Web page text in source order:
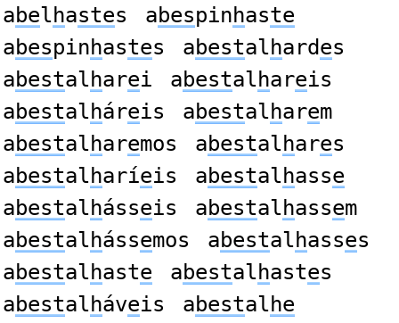
abelhastes abespinhaste
abespinhastes abestalhardes
abestalharei abestalhareis
abestalháreis abestalharem
abestalharemos abestalhares
abestalharíeis abestalhasse
abestalhásseis abestalhassem
abestalhássemos abestalhasses
abestalhaste abestalhastes
abestalháveis abestalhe